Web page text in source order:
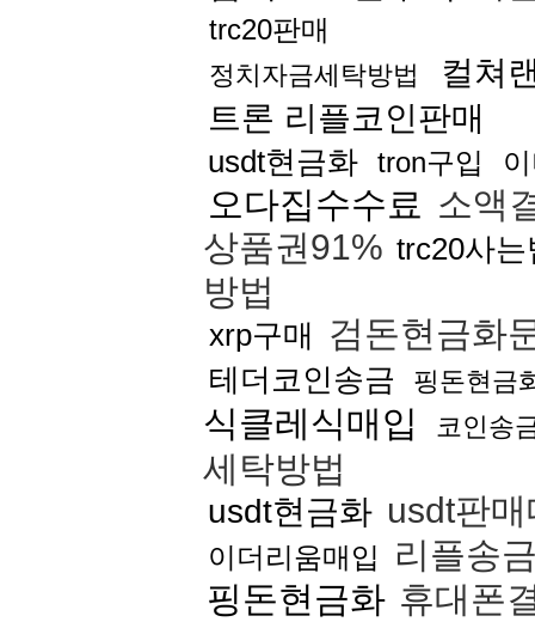
trc20판매
정치자금세탁방법
컬쳐
트론 리플코인판매
usdt현금화 tron구입
오다집수수료 소액
상품권91% trc20사는
방법
xrp구매 검돈현금화
테더코인송금 핑돈현금
식클레식매입 코인송
세탁방법
usdt현금화 usdt판
이더리움매입
리플송
핑돈현금화 휴대폰